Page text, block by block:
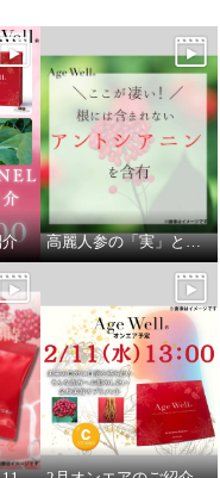
高麗人参の「実」と「根」を贅沢に使用